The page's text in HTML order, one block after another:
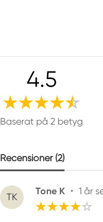
4.5
Baserat på 2 betyg
Recensioner (2)
TK
Tone K • 1 år